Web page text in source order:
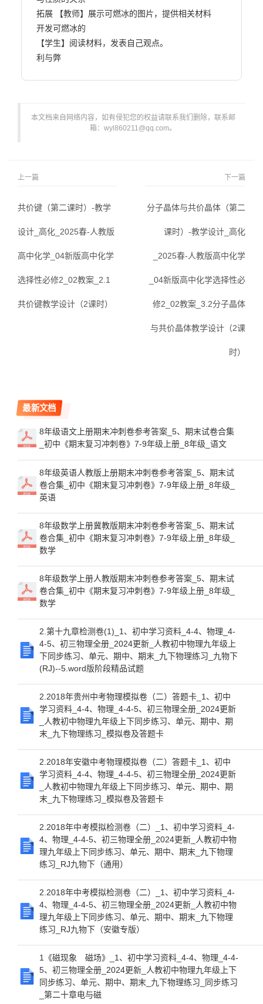
拓展 【教师】展示可燃冰的图片，提供相关材料
开发可燃冰的
【学生】阅读材料，发表自己观点。
利与弊
本文档来自网络内容，如有侵犯您的权益请联系我们删除，联系邮
箱：wyl860211@qq.com。
上一篇
共价键（第二课时）-教学
设计_高化_2025春-人教版
高中化学_04新版高中化学
选择性必修2_02教案_2.1
共价键教学设计（2课时）
下一篇
分子晶体与共价晶体（第二
课时）-教学设计_高化
_2025春-人教版高中化学
_04新版高中化学选择性必
修2_02教案_3.2分子晶体
与共价晶体教学设计（2课
时）
最新文档
8年级语文上册期末冲刺卷参考答案_5、期末试卷合集
_初中《期末复习冲刺卷》7-9年级上册_8年级_语文
8年级英语人教版上册期末冲刺卷参考答案_5、期末试
卷合集_初中《期末复习冲刺卷》7-9年级上册_8年级_
英语
8年级数学上册冀教版期末冲刺卷参考答案_5、期末试
卷合集_初中《期末复习冲刺卷》7-9年级上册_8年级_
数学
8年级数学上册人教版期末冲刺卷参考答案_5、期末试
卷合集_初中《期末复习冲刺卷》7-9年级上册_8年级_
数学
2.第十九章检测卷(1)_1、初中学习资料_4-4、物理_4-
4-5、初三物理全册_2024更新_人教初中物理九年级上
下同步练习、单元、期中、期末_九下物理练习_九物下
(RJ)--5.word版阶段精品试题
2.2018年贵州中考物理模拟卷（二）答题卡_1、初中
学习资料_4-4、物理_4-4-5、初三物理全册_2024更新
_人教初中物理九年级上下同步练习、单元、期中、期
末_九下物理练习_模拟卷及答题卡
2.2018年安徽中考物理模拟卷（二）答题卡_1、初中
学习资料_4-4、物理_4-4-5、初三物理全册_2024更新
_人教初中物理九年级上下同步练习、单元、期中、期
末_九下物理练习_模拟卷及答题卡
2.2018年中考模拟检测卷（二）_1、初中学习资料_4-
4、物理_4-4-5、初三物理全册_2024更新_人教初中物
理九年级上下同步练习、单元、期中、期末_九下物理
练习_RJ九物下（通用）
2.2018年中考模拟检测卷（二）_1、初中学习资料_4-
4、物理_4-4-5、初三物理全册_2024更新_人教初中物
理九年级上下同步练习、单元、期中、期末_九下物理
练习_RJ九物下（安徽专版）
1《磁现象 磁场》_1、初中学习资料_4-4、物理_4-4-
5、初三物理全册_2024更新_人教初中物理九年级上下
同步练习、单元、期中、期末_九下物理练习_同步练习
_第二十章电与磁